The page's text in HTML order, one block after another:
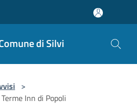
di Silvi
>
Inn di Popoli